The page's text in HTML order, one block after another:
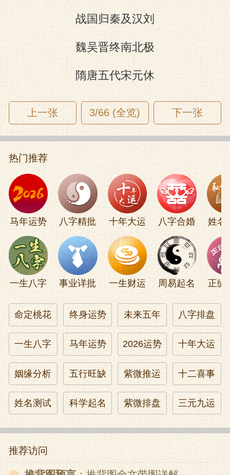
战国归秦及汉刘
魏吴晋终南北极
隋唐五代宋元休
上一张 3/66 (全览) 下一张
热门推荐
马年运势 八字精批 十年大运 八字合婚 姓名
一生八字 事业详批 一生财运 周易起名 正缘
命定桃花 终身运势 未来五年 八字排盘
一生八字 马年运势 2026运势 十年大运
姻缘分析 五行旺缺 紫微推运 十二喜事
姓名测试 科学起名 紫微排盘 三元九运
推荐访问